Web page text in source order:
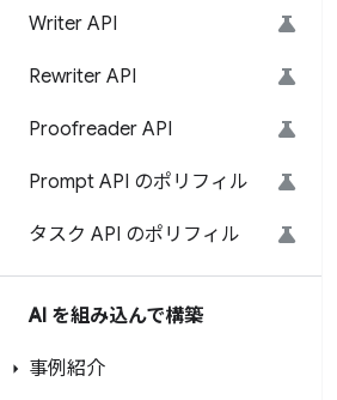
Writer API
Rewriter API
Proofreader API
Prompt API のポリフィル
タスク API のポリフィル
AI を組み込んで構築
事例紹介